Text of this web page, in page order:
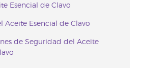
Esencial de Clavo
Aceite Esencial de Clavo
de Seguridad del Aceite